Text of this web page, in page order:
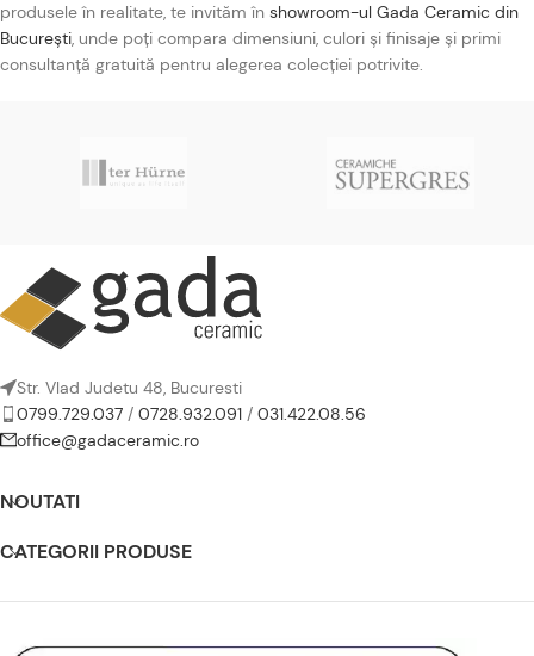
produsele în realitate, te invităm în showroom-ul Gada Ceramic din
București, unde poți compara dimensiuni, culori și finisaje și primi
consultanță gratuită pentru alegerea colecției potrivite.
Str. Vlad Judetu 48, Bucuresti
0799.729.037 / 0728.932.091 / 031.422.08.56
office@gadaceramic.ro
NOUTATI
CATEGORII PRODUSE